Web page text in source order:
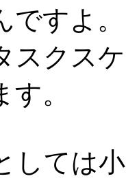
ですよ
スクス
。
しては